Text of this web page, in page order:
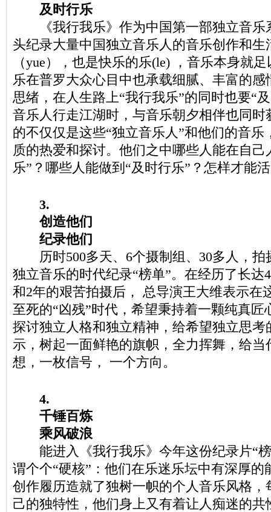
及时行乐
《我行我乐》作为中国第一部独立音乐
头纪录大量中国独立音乐人的音乐创作和生
（yue），也是快乐的乐(le) ，音乐本身就
乐在普罗大众心目中也承载细腻、丰富的
思绪，在人生路上“我行我乐”的同时也要“
音乐人行走江湖时，与音乐朝夕相伴也同时
的不仅仅是这些“独立音乐人”和他们的音乐
质的热爱和探讨。他们之中哪些人能在自己
乐”？哪些人能做到“及时行乐”？怎样才能
3.
创造他们
纪录他们
历时500多天、6个摄制组、30多人，拍
独立音乐的时代纪录“榜单”。在经历了长达
和2年的艰苦拍摄后， 总导演王大维表示在
至死的“凶残”时代，希望秉持着一颗纯真匠
探讨独立人格和独立精神，给希望独立思考
示，树起一面鲜艳的旗帜，全力挥舞，给当
想，一枚信号， 一个方向。
4.
千锤百炼
乘风破浪
能进入《我行我乐》今年这份纪录片“榜
谓个个“硬核”：他们在乐迷乐坛中有深厚的
创作履历造就了独树一帜的个人音乐风格，
己的独特性，他们身上又有着让人痴迷的